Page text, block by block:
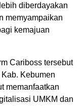
diberdayakan
memyampaikan
kemajuan
Cariboss tersebut
Kebumen
memanfaatkan
UMKM dan